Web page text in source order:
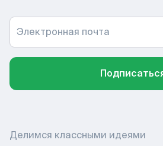
Электронная почта
Делимся классными идеями